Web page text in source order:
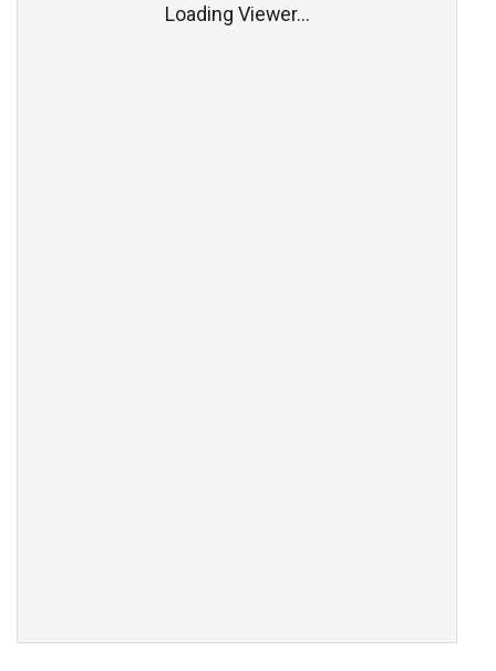
Loading Viewer...